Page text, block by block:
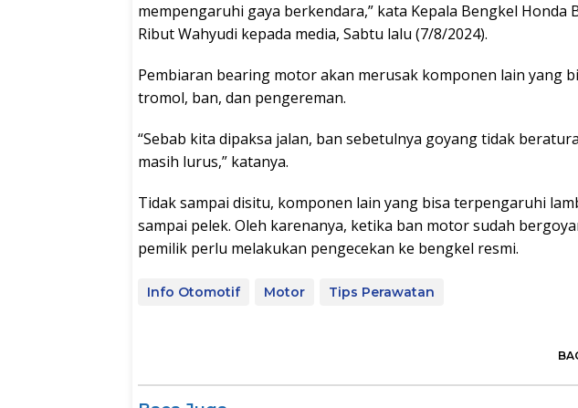
mempengaruhi gaya berkendara,” kata Kepala Bengkel Honda
Ribut Wahyudi kepada media, Sabtu lalu (7/8/2024).
Pembiaran bearing motor akan merusak komponen lain yang
tromol, ban, dan pengereman.
“Sebab kita dipaksa jalan, ban sebetulnya goyang tidak
masih lurus,” katanya.
Tidak sampai disitu, komponen lain yang bisa terpengaruhi
sampai pelek. Oleh karenanya, ketika ban motor sudah
pemilik perlu melakukan pengecekan ke bengkel resmi.
Info Otomotif Motor Tips Perawatan